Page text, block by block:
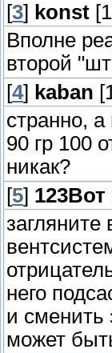
[3] konst
Вполне
второй
[4] kaban
странно,
90 гр 100
никак?
[5] 123Вот
него
и сменить
может